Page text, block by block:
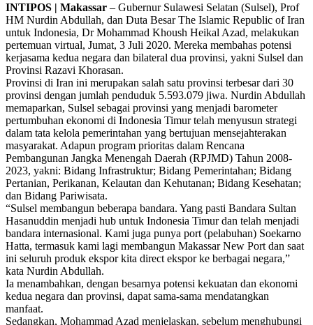
INTIPOS | Makassar – Gubernur Sulawesi Selatan (Sulsel), Prof
HM Nurdin Abdullah, dan Duta Besar The Islamic Republic of Iran
untuk Indonesia, Dr Mohammad Khoush Heikal Azad, melakukan
pertemuan virtual, Jumat, 3 Juli 2020. Mereka membahas potensi
kerjasama kedua negara dan bilateral dua provinsi, yakni Sulsel dan
Provinsi Razavi Khorasan.
Provinsi di Iran ini merupakan salah satu provinsi terbesar dari 30
provinsi dengan jumlah penduduk 5.593.079 jiwa. Nurdin Abdullah
memaparkan, Sulsel sebagai provinsi yang menjadi barometer
pertumbuhan ekonomi di Indonesia Timur telah menyusun strategi
dalam tata kelola pemerintahan yang bertujuan mensejahterakan
masyarakat. Adapun program prioritas dalam Rencana
Pembangunan Jangka Menengah Daerah (RPJMD) Tahun 2008-
2023, yakni: Bidang Infrastruktur; Bidang Pemerintahan; Bidang
Pertanian, Perikanan, Kelautan dan Kehutanan; Bidang Kesehatan;
dan Bidang Pariwisata.
“Sulsel membangun beberapa bandara. Yang pasti Bandara Sultan
Hasanuddin menjadi hub untuk Indonesia Timur dan telah menjadi
bandara internasional. Kami juga punya port (pelabuhan) Soekarno
Hatta, termasuk kami lagi membangun Makassar New Port dan saat
ini seluruh produk ekspor kita direct ekspor ke berbagai negara,”
kata Nurdin Abdullah.
Ia menambahkan, dengan besarnya potensi kekuatan dan ekonomi
kedua negara dan provinsi, dapat sama-sama mendatangkan
manfaat.
Sedangkan, Mohammad Azad menjelaskan, sebelum menghubungi